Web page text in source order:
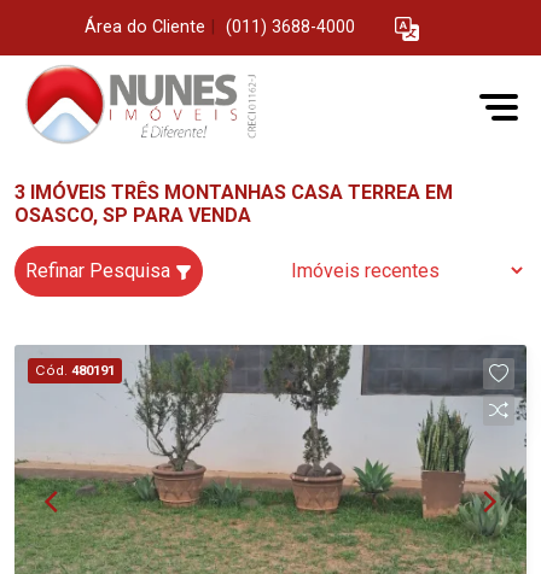
Área do Cliente (011) 3688-4000
3 IMÓVEIS TRÊS MONTANHAS CASA TERREA EM
OSASCO, SP PARA VENDA
Refinar Pesquisa
Cód. 480191